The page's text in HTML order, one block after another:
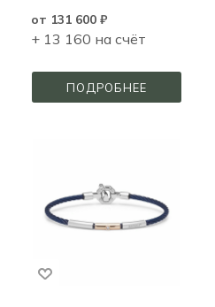
от 131 600 ₽
+ 13 160 на счёт
ПОДРОБНЕЕ